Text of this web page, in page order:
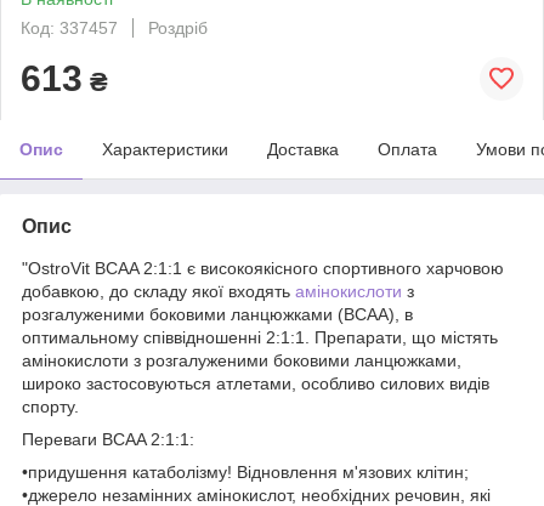
Код: 337457
Роздріб
613 ₴
Опис Характеристики Доставка Оплата Умови
Опис
"OstroVit BCAA 2:1:1 є високоякісного спортивного харчовою
добавкою, до складу якої входять амінокислоти з
розгалуженими боковими ланцюжками (BCAA), в
оптимальному співвідношенні 2:1:1. Препарати, що містять
амінокислоти з розгалуженими боковими ланцюжками,
широко застосовуються атлетами, особливо силових видів
спорту.
Переваги BCAA 2:1:1:
•придушення катаболізму! Відновлення м'язових клітин;
•джерело незамінних амінокислот, необхідних речовин, які